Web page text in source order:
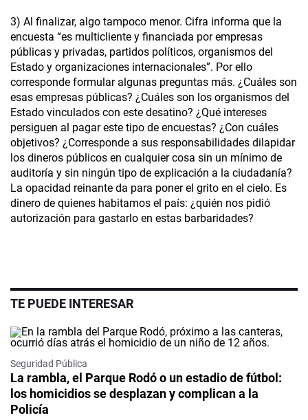
3) Al finalizar, algo tampoco menor. Cifra informa que la
encuesta “es multicliente y financiada por empresas
públicas y privadas, partidos políticos, organismos del
Estado y organizaciones internacionales”. Por ello
corresponde formular algunas preguntas más. ¿Cuáles son
esas empresas públicas? ¿Cuáles son los organismos del
Estado vinculados con este desatino? ¿Qué intereses
persiguen al pagar este tipo de encuestas? ¿Con cuáles
objetivos? ¿Corresponde a sus responsabilidades dilapidar
los dineros públicos en cualquier cosa sin un mínimo de
auditoría y sin ningún tipo de explicación a la ciudadanía?
La opacidad reinante da para poner el grito en el cielo. Es
dinero de quienes habitamos el país: ¿quién nos pidió
autorización para gastarlo en estas barbaridades?
TE PUEDE INTERESAR
Seguridad Pública
La rambla, el Parque Rodó o un estadio de fútbol:
los homicidios se desplazan y complican a la
Policía